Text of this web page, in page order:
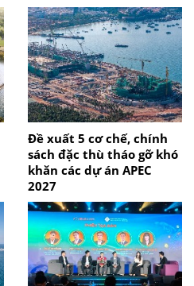
Đề xuất 5 cơ chế, chính
sách đặc thù tháo gỡ khó
khăn các dự án APEC
2027